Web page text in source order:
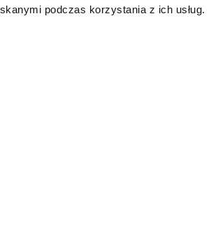
podczas korzystania z ich usług.
dla psów